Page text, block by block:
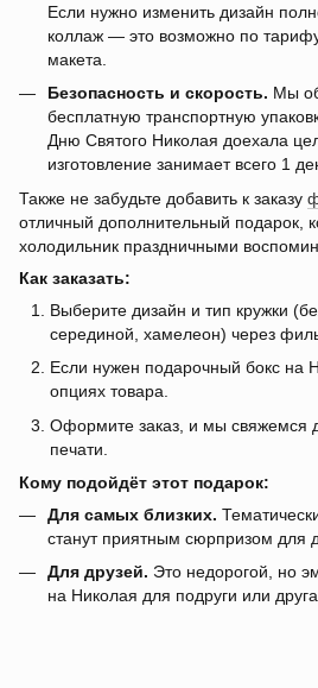
Если нужно изменить дизайн
коллаж — это возможно по
макета.
Безопасность и скорость. Мы
бесплатную транспортную
Дню Святого Николая доехала
изготовление занимает всего 1
Также не забудьте добавить к заказу
отличный дополнительный подарок,
холодильник праздничными
Как заказать:
Выберите дизайн и тип кружки
серединой, хамелеон) через
Если нужен подарочный бокс на
опциях товара.
Оформите заказ, и мы свяжемся
печати.
Кому подойдёт этот подарок:
Для самых близких.
станут приятным сюрпризом для
Для друзей. Это недорогой, но
на Николая для подруги или